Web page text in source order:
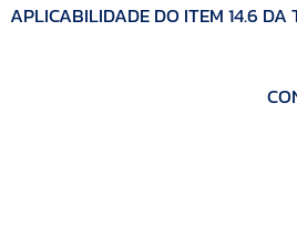
APLICABILIDADE DO ITEM 14.6 DA